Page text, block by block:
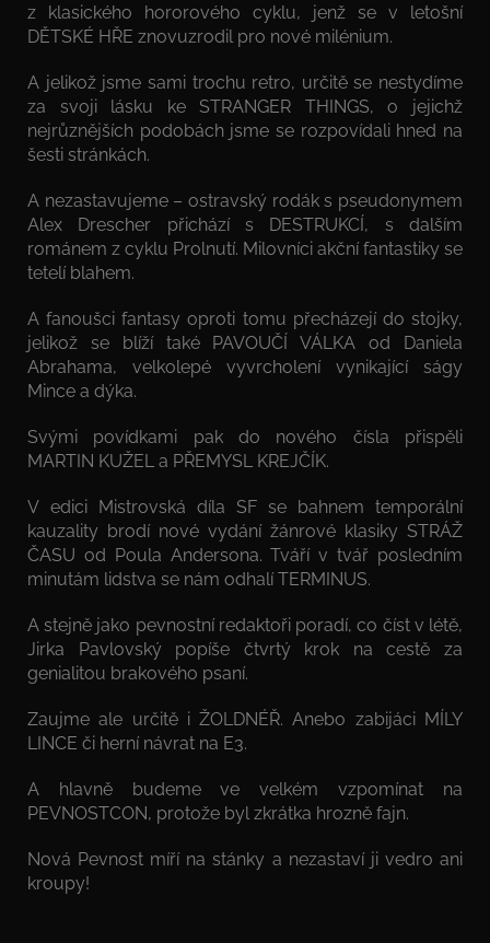
z klasického hororového cyklu, jenž se v letošní
DĚTSKÉ HŘE znovuzrodil pro nové milénium.
A jelikož jsme sami trochu retro, určitě se nestydíme
za svoji lásku ke STRANGER THINGS, o jejichž
nejrůznějších podobách jsme se rozpovídali hned na
šesti stránkách.
A nezastavujeme – ostravský rodák s pseudonymem
Alex Drescher přichází s DESTRUKCÍ, s dalším
románem z cyklu Prolnutí. Milovníci akční fantastiky se
tetelí blahem.
A fanoušci fantasy oproti tomu přecházejí do stojky,
jelikož se blíží také PAVOUČÍ VÁLKA od Daniela
Abrahama, velkolepé vyvrcholení vynikající ságy
Mince a dýka.
Svými povídkami pak do nového čísla přispěli
MARTIN KUŽEL a PŘEMYSL KREJČÍK.
V edici Mistrovská díla SF se bahnem temporální
kauzality brodí nové vydání žánrové klasiky STRÁŽ
ČASU od Poula Andersona. Tváří v tvář posledním
minutám lidstva se nám odhalí TERMINUS.
A stejně jako pevnostní redaktoři poradí, co číst v létě,
Jirka Pavlovský popíše čtvrtý krok na cestě za
genialitou brakového psaní.
Zaujme ale určitě i ŽOLDNÉŘ. Anebo zabijáci MÍLY
LINCE či herní návrat na E3.
A hlavně budeme ve velkém vzpomínat na
PEVNOSTCON, protože byl zkrátka hrozně fajn.
Nová Pevnost míří na stánky a nezastaví ji vedro ani
kroupy!